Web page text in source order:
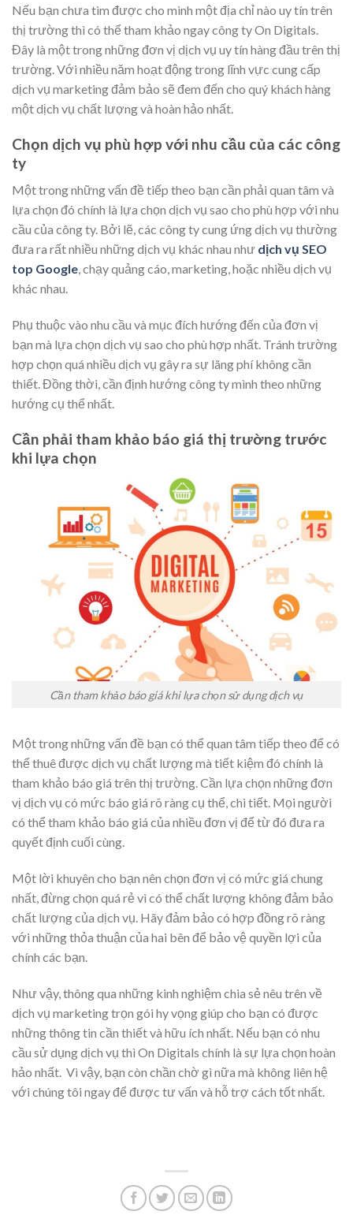
Nếu bạn chưa tìm được cho mình một địa chỉ nào uy tín trên
thị trường thì có thể tham khảo ngay công ty On Digitals.
Đây là một trong những đơn vị dịch vụ uy tín hàng đầu trên thị
trường. Với nhiều năm hoạt động trong lĩnh vực cung cấp
dịch vụ marketing đảm bảo sẽ đem đến cho quý khách hàng
một dịch vụ chất lượng và hoàn hảo nhất.
Chọn dịch vụ phù hợp với nhu cầu của các công
ty
Một trong những vấn đề tiếp theo bạn cần phải quan tâm và
lựa chọn đó chính là lựa chọn dịch vụ sao cho phù hợp với nhu
cầu của công ty. Bởi lẽ, các công ty cung ứng dịch vụ thường
đưa ra rất nhiều những dịch vụ khác nhau như dịch vụ SEO
top Google, chạy quảng cáo, marketing, hoặc nhiều dịch vụ
khác nhau.
Phụ thuộc vào nhu cầu và mục đích hướng đến của đơn vị
bạn mà lựa chọn dịch vụ sao cho phù hợp nhất. Tránh trường
hợp chọn quá nhiều dịch vụ gây ra sự lãng phí không cần
thiết. Đồng thời, cần định hướng công ty mình theo những
hướng cụ thể nhất.
Cần phải tham khảo báo giá thị trường trước
khi lựa chọn
Cần tham khảo báo giá khi lựa chọn sử dụng dịch vụ
Một trong những vấn đề bạn có thể quan tâm tiếp theo để có
thể thuê được dịch vụ chất lượng mà tiết kiệm đó chính là
tham khảo báo giá trên thị trường. Cần lựa chọn những đơn
vị dịch vụ có mức báo giá rõ ràng cụ thể, chi tiết. Mọi người
có thể tham khảo báo giá của nhiều đơn vị để từ đó đưa ra
quyết định cuối cùng.
Một lời khuyên cho bạn nên chọn đơn vị có mức giá chung
nhất, đừng chọn quá rẻ vì có thể chất lượng không đảm bảo
chất lượng của dịch vụ. Hãy đảm bảo có hợp đồng rõ ràng
với những thỏa thuận của hai bên để bảo vệ quyền lợi của
chính các bạn.
Như vậy, thông qua những kinh nghiệm chia sẻ nêu trên về
dịch vụ marketing trọn gói hy vọng giúp cho bạn có được
những thông tin cần thiết và hữu ích nhất. Nếu bạn có nhu
cầu sử dụng dịch vụ thì On Digitals chính là sự lựa chọn hoàn
hảo nhất. Vì vậy, bạn còn chần chờ gì nữa mà không liên hệ
với chúng tôi ngay để được tư vấn và hỗ trợ cách tốt nhất.